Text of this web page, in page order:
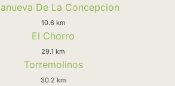
De La Concepcion
10.6 km
El Chorro
29.1 km
Torremolinos
30.2 km